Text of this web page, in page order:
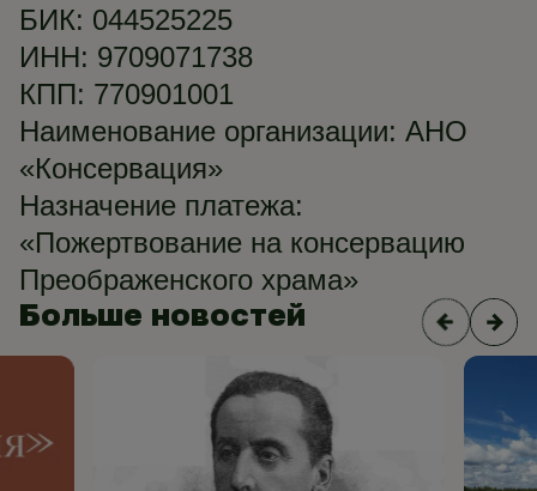
БИК: 044525225
ИНН: 9709071738
КПП: 770901001
Наименование организации: АНО
«Консервация»
Назначение платежа:
«Пожертвование на консервацию
Преображенского храма»
Больше новостей